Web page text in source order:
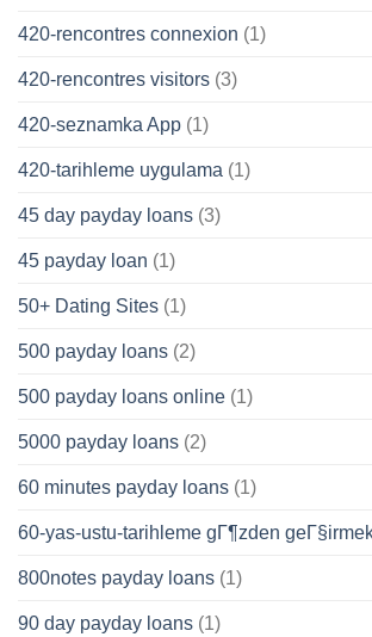
420-rencontres connexion (1)
420-rencontres visitors (3)
420-seznamka App (1)
420-tarihleme uygulama (1)
45 day payday loans (3)
45 payday loan (1)
50+ Dating Sites (1)
500 payday loans (2)
500 payday loans online (1)
5000 payday loans (2)
60 minutes payday loans (1)
60-yas-ustu-tarihleme gГ¶zden
800notes payday loans (1)
90 day payday loans (1)